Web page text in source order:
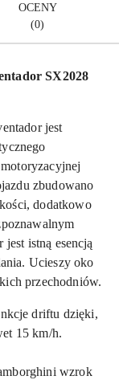
OCENY
(0)
SX2028
jest
zbudowano
dodatkowo
istną esencją
Ucieszy oko
przechodniów.
driftu dzięki,
15 km/h.
wzrok